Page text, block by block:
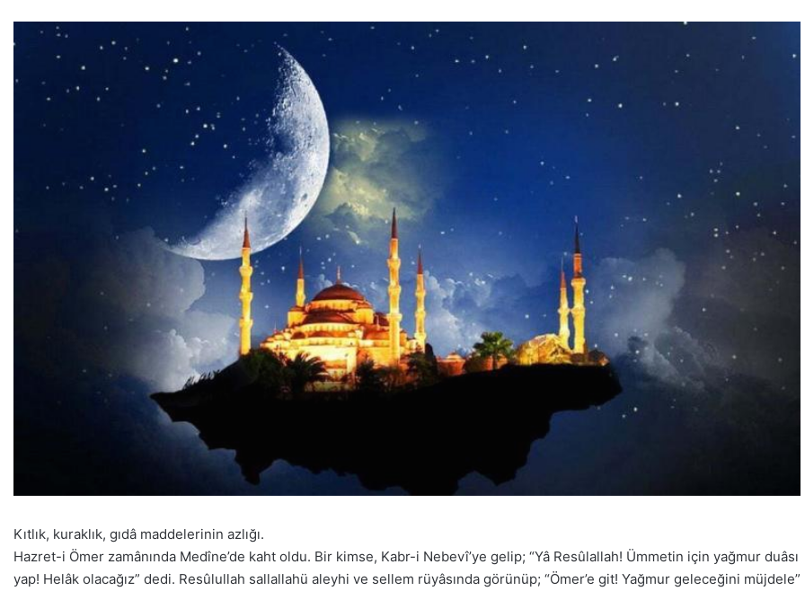
Kıtlık, kuraklık, gıdâ maddelerinin azlığı.
Hazret-i Ömer zamânında Medîne’de kaht oldu. Bir kimse, Kabr-i Nebevî’ye gelip; “Yâ Resûlallah! Ümmetin için yağmur duâsı
yap! Helâk olacağız” dedi. Resûlullah sallallahü aleyhi ve sellem rüyâsında görünüp; “Ömer’e git! Yağmur geleceğini müjdele”